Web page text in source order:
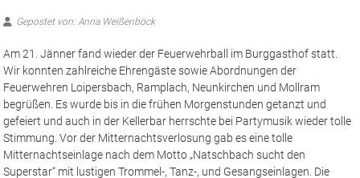
Gepostet von: Anna Weißenböck
Am 21. Jänner fand wieder der Feuerwehrball im Burggasthof statt.
Wir konnten zahlreiche Ehrengäste sowie Abordnungen der
Feuerwehren Loipersbach, Ramplach, Neunkirchen und Mollram
begrüßen. Es wurde bis in die frühen Morgenstunden getanzt und
gefeiert und auch in der Kellerbar herrschte bei Partymusik wieder tolle
Stimmung. Vor der Mitternachtsverlosung gab es eine tolle
Mitternachtseinlage nach dem Motto „Natschbach sucht den
Superstar“ mit lustigen Trommel-, Tanz-, und Gesangseinlagen. Die